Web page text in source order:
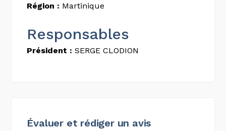
Région : Martinique
Responsables
Président : SERGE CLODION
Évaluer et rédiger un avis